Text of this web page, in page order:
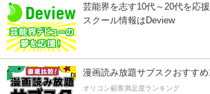
芸能界を志す10代～20代を応
スクール情報はDeview
漫画読み放題サブスクおすすめ
オリコン顧客満足度ランキング